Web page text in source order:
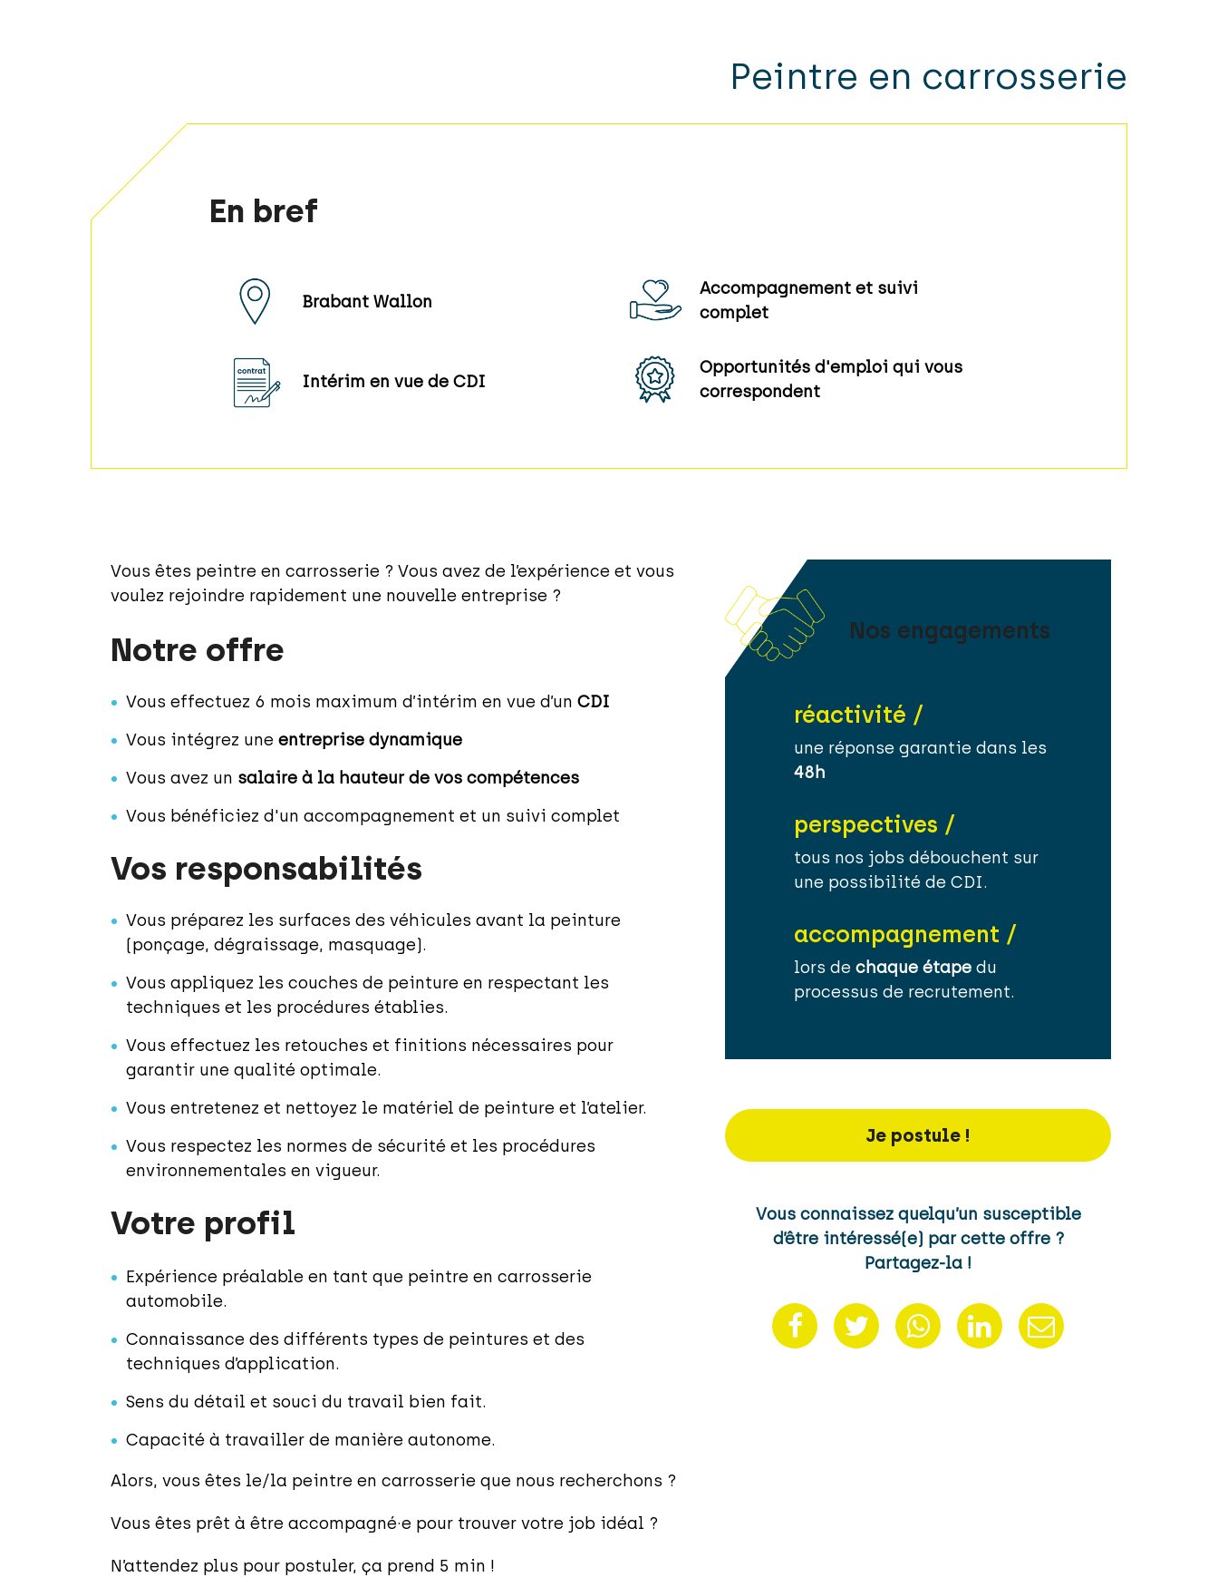
Peintre en carrosserie
En bref
Brabant Wallon
Intérim en vue de CDI
Accompagnement et suivi
complet
Opportunités d'emploi qui vous
correspondent
Vous êtes peintre en carrosserie ? Vous avez de l’expérience et vous
voulez rejoindre rapidement une nouvelle entreprise ?
Notre offre
Vous effectuez 6 mois maximum d’intérim en vue d’un CDI
Vous intégrez une entreprise dynamique
Vous avez un salaire à la hauteur de vos compétences
Vous bénéficiez d'un accompagnement et un suivi complet
Vos responsabilités
Vous préparez les surfaces des véhicules avant la peinture
(ponçage, dégraissage, masquage).
Vous appliquez les couches de peinture en respectant les
techniques et les procédures établies.
Vous effectuez les retouches et finitions nécessaires pour
garantir une qualité optimale.
Vous entretenez et nettoyez le matériel de peinture et l’atelier.
Vous respectez les normes de sécurité et les procédures
environnementales en vigueur.
Votre profil
Expérience préalable en tant que peintre en carrosserie
automobile.
Connaissance des différents types de peintures et des
techniques d’application.
Sens du détail et souci du travail bien fait.
Capacité à travailler de manière autonome.
Alors, vous êtes le/la peintre en carrosserie que nous recherchons ?
Vous êtes prêt à être accompagné·e pour trouver votre job idéal ?
N’attendez plus pour postuler, ça prend 5 min !
Nos engagements
réactivité /
une réponse garantie dans les
48h
perspectives /
tous nos jobs débouchent sur
une possibilité de CDI.
accompagnement /
lors dechaque étape du
processus de recrutement.
Je postule !
Vous connaissez quelqu’un susceptible
d’être intéressé(e) par cette offre ?
Partagez-la !